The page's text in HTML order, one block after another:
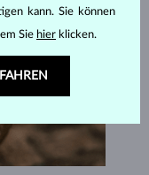
kann. Sie können
Sie hier klicken.